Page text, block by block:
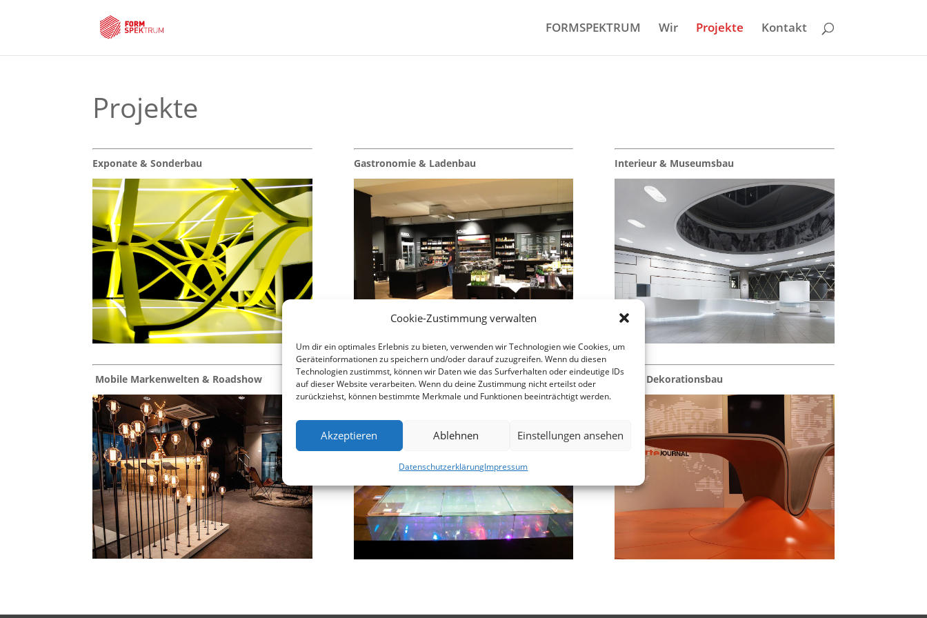
Cookie-Zustimmung verwalten
Um dir ein optimales Erlebnis zu bieten, verwenden wir Technologien wie Cookies, um
Geräteinformationen zu speichern und/oder darauf zuzugreifen. Wenn du diesen
Technologien zustimmst, können wir Daten wie das Surfverhalten oder eindeutige IDs
auf dieser Website verarbeiten. Wenn du deine Zustimmung nicht erteilst oder
zurückziehst, können bestimmte Merkmale und Funktionen beeinträchtigt werden.
Akzeptieren Ablehnen Einstellungen ansehen
DatenschutzerklärungImpressum
FORMSPEKTRUM Wir Projekte Kontakt
Projekte
Exponate & Sonderbau
Mobile Markenwelten & Roadshow
Gastronomie & Ladenbau
Event- & Messebau
Interieur & Museumsbau
Set- & Dekorationsbau